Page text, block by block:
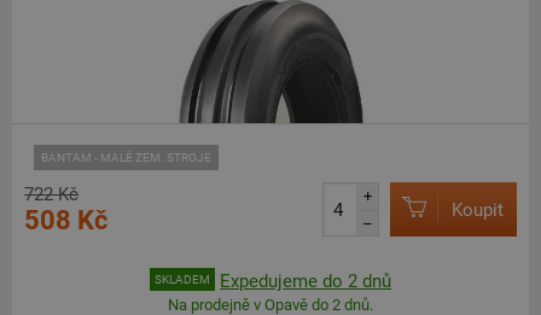
BANTAM - MALÉ ZEM. STROJE
722 Kč
508 Kč
+
–
Koupit
SKLADEM Expedujeme do 2 dnů
Na prodejně v Opavě do 2 dnů.